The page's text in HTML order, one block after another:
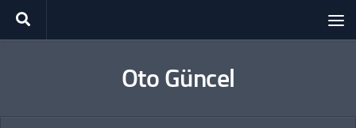
Skip to content
Oto Güncel